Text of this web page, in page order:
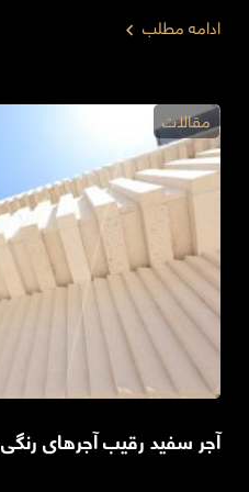
ادامه مطلب
آجر سفید رقیب آجرهای رنگی
مقالات